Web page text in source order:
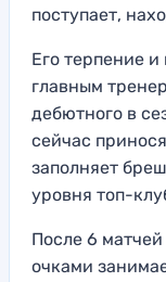
поступает,
Его терпение
главным
дебютного в
сейчас
заполняет
уровня топ-
После 6
очками